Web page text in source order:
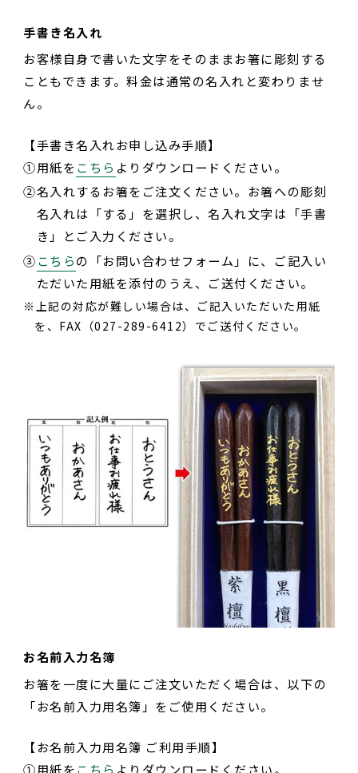
手書き名入れ
お客様自身で書いた文字をそのままお箸に彫刻する
こともできます。料金は通常の名入れと変わりませ
ん。
【手書き名入れお申し込み手順】
①用紙をこちら よりダウンロードください。
②名入れするお箸をご注文ください。お箸への彫刻
名入れは「する」を選択し、名入れ文字は「手書
き」とご入力ください。
③こちらの「お問い合わせフォーム」に、ご記入い
ただいた用紙を添付のうえ、ご送付ください。
上記の対応が難しい場合は、ご記入いただいた用紙
を、FAX（027-289-6412）でご送付ください。
お名前入力名簿
お箸を一度に大量にご注文いただく場合は、以下の
「お名前入力用名簿」をご使用ください。
【お名前入力用名簿 ご利用手順】
①用紙をこちら よりダウンロードください。